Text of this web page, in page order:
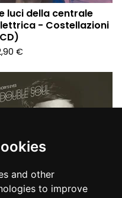
and other
to improve
luci della centrale
- Costellazioni
€